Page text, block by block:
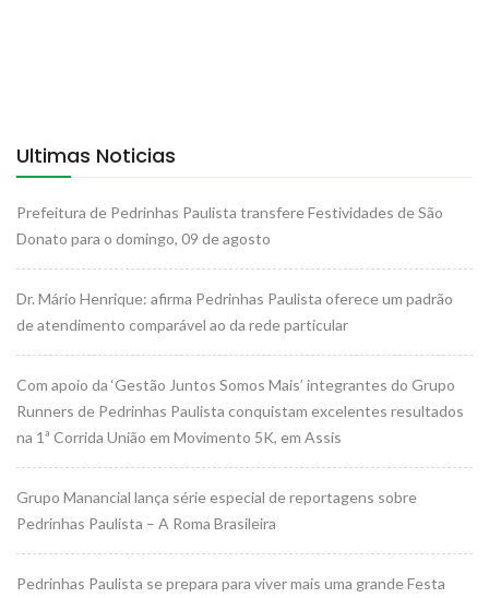
Ultimas Noticias
Prefeitura de Pedrinhas Paulista transfere Festividades de São
Donato para o domingo, 09 de agosto
Dr. Mário Henrique: afirma Pedrinhas Paulista oferece um padrão
de atendimento comparável ao da rede particular
Com apoio da ‘Gestão Juntos Somos Mais’ integrantes do Grupo
Runners de Pedrinhas Paulista conquistam excelentes resultados
na 1ª Corrida União em Movimento 5K, em Assis
Grupo Manancial lança série especial de reportagens sobre
Pedrinhas Paulista – A Roma Brasileira
Pedrinhas Paulista se prepara para viver mais uma grande Festa